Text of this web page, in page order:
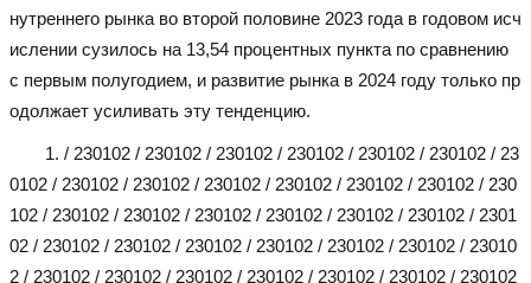
нутреннего рынка во второй половине 2023 года в годовом исч
ислении сузилось на 13,54 процентных пункта по сравнению
с первым полугодием, и развитие рынка в 2024 году только пр
одолжает усиливать эту тенденцию.
1. / 230102 / 230102 / 230102 / 230102 / 230102 / 230102 / 23
0102 / 230102 / 230102 / 230102 / 230102 / 230102 / 230102 / 230
102 / 230102 / 230102 / 230102 / 230102 / 230102 / 230102 / 2301
02 / 230102 / 230102 / 230102 / 230102 / 230102 / 230102 / 23010
2 / 230102 / 230102 / 230102 / 230102 / 230102 / 230102 / 230102